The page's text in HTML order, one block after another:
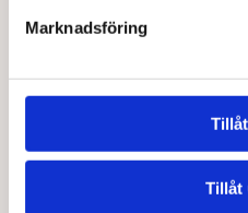
Marknadsföring
Tillåt
Lägg till i varukorg